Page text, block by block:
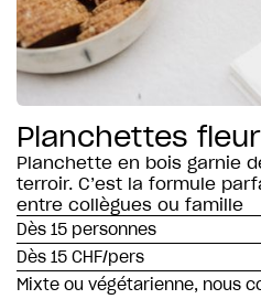
Planchettes
Planchette en bois garnie
terroir. C’est la formule
entre collègues ou famille
Dès 15 personnes
Dès 15 CHF/pers
Mixte ou végétarienne, nous